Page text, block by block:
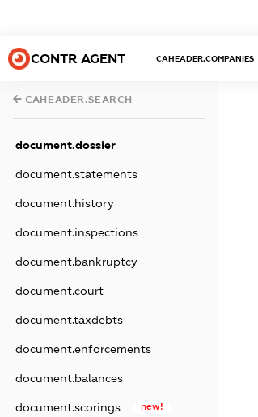
CONTR AGENT CAHEADER.COMPANIES
CAHEADER.SEARCH
document.dossier
document.statements
document.history
document.inspections
document.bankruptcy
document.court
document.taxdebts
document.enforcements
document.balances
document.scorings new!